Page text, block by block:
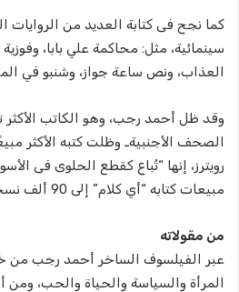
كما نجح فى كتابة العديد من الروايات
سينمائية، مثل: محاكمة علي بابا،
العذاب، ونص ساعة جواز، وشنبو في
وقد ظل أحمد رجب، وهو الكاتب الأكثر
الصحف الأجنبيةـ وظلت كتبه الأكثر
رويترز، إنها “تُباع كقطع الحلوى فى
مبيعات كتابه “أي كلام” إلى 90 ألف نسخة، عام 1990.
من مقولاته
عبر الفيلسوف الساخر أحمد رجب من
المرأة والسياسة والحياة والحب، ومن